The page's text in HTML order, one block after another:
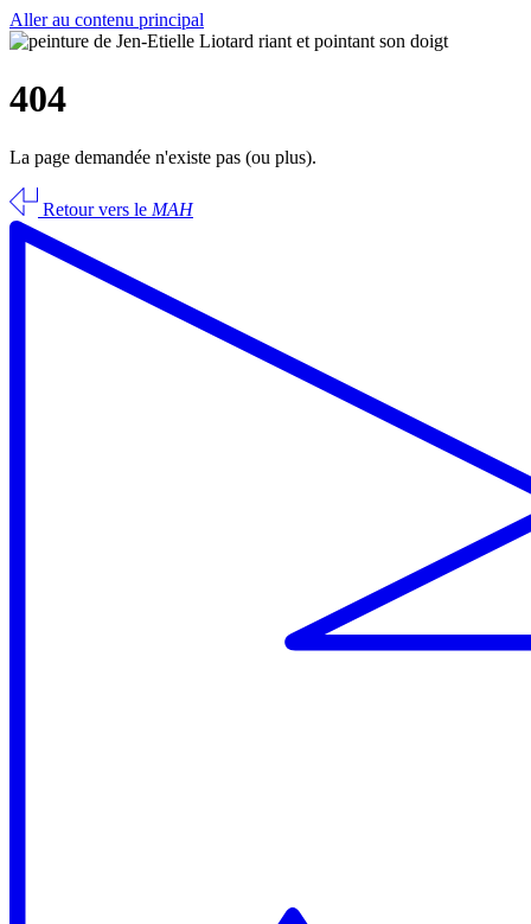
Aller au contenu principal
404
La page demandée n'existe pas (ou plus).
Retour vers le MAH